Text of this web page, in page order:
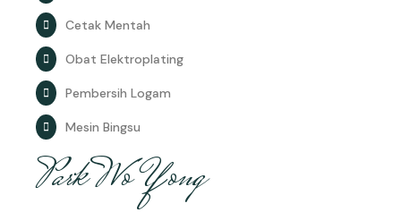
Cetak Mentah
Obat Elektroplating
Pembersih Logam
Mesin Bingsu
Park Wo Yong